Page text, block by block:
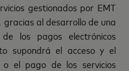
gestionados por EMT
gracias al desarrollo de una
los pagos electrónicos
supondrá el acceso y el
el pago de los servicios